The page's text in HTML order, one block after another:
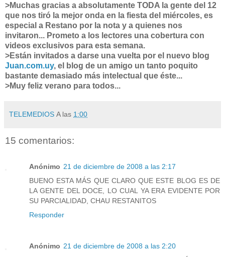
>Muchas gracias a absolutamente TODA la gente del 12
que nos tiró la mejor onda en la fiesta del miércoles, es
especial a Restano por la nota y a quienes nos
invitaron... Prometo a los lectores una cobertura con
videos exclusivos para esta semana.
>Están invitados a darse una vuelta por el nuevo blog
Juan.com.uy, el blog de un amigo un tanto poquito
bastante demasiado más intelectual que éste...
>Muy feliz verano para todos...
TELEMEDIOS A las 1:00
15 comentarios:
Anónimo 21 de diciembre de 2008 a las 2:17
BUENO ESTA MÁS QUE CLARO QUE ESTE BLOG ES DE
LA GENTE DEL DOCE, LO CUAL YA ERA EVIDENTE POR
SU PARCIALIDAD, CHAU RESTANITOS
Responder
Anónimo 21 de diciembre de 2008 a las 2:20